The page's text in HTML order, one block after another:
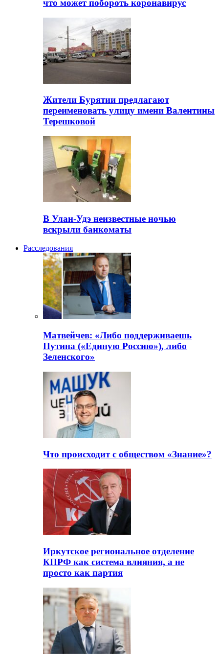
что может побороть коронавирус
Жители Бурятии предлагают
переименовать улицу имени Валентины
Терешковой
В Улан-Удэ неизвестные ночью
вскрыли банкоматы
Расследования
Матвейчев: «Либо поддерживаешь
Путина («Единую Россию»), либо
Зеленского»
Что происходит с обществом «Знание»?
Иркутское региональное отделение
КПРФ как система влияния, а не
просто как партия